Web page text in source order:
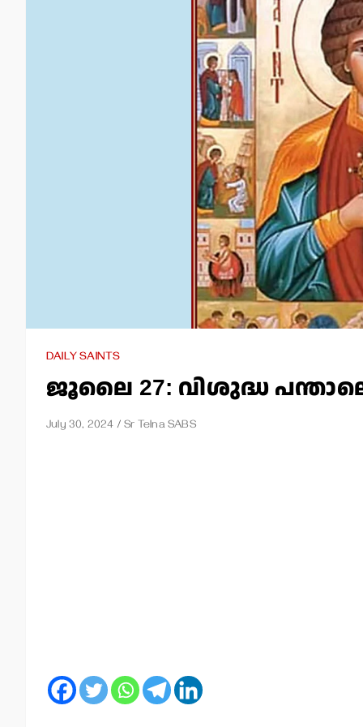
DAILY SAINTS
ജൂലൈ 27: വിശുദ്ധ
July 30, 2024 Sr Telna SABS